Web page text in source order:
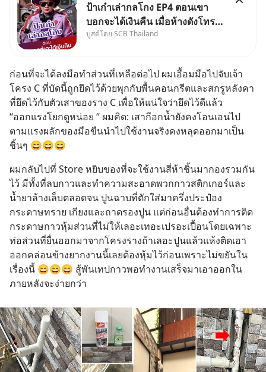
ป้าเก๋าเล่ากลโกง EP4 ตอนเขา
บอกจะได้เงินคืน เมื่อห้างดังโทร
หาคุณวิยะดา แจ้งเรื่องเคลมสินค้า
จะได้เงินจริง หรือเป็นเรื่องจ้อจี้ หา
คำตอบได้ที่ “ป้าเก๋าเล่ากลโกง”
EP4 ตอน “เขา
บูสต์โดย SCB Thailand
ก่อนที่จะได้ลงมือทำส่วนที่เหลือต่อไป ผมเอื้อมมือไปจับเจ้า
โครง C ที่บัดนี้ถูกยึดไว้ด้วยพุกกับพื้นคอนกรีตและสกรูหลังคา
ที่ยึดไว้กับตัวเสาของราง C เพื่อให้แน่ใจว่ายึดไว้ดีแล้ว
“ออกแรงโยกดูหน่อย “ ผมคิด: เสากีอกน้ำยังคงโอนเอนไป
ตามแรงผลักของมือขืนนำไปใช้งานจริงคงหลุดออกมาเป็น
ชิ้นๆ 😄😄😄
ผมกลับไปที่ Store หยิบของที่จะใช้งานสี่ห้าชิ้นมากองรวมกัน
ไว้ มีทั้งที่ลบกาวและทำความสะอาดพวกกาวสติกเกอร์และ
น้ำยาล้างเล็บตลอดจน ปูนฉาบที่ตักใส่มาครึ่งประป๋อง
กระดาษทราย เกียงและถาดรองปูน แต่ก่อนอื่นต้องทำการติด
กระดาษกาวหุ้มส่วนที่ไม่ให้เลอะเทอะเปรอะเปื้อนโดยเฉพาะ
ท่อส่วนที่ยื่นออกมาจากโครงรางถ้าเลอะปูนแล้วแห้งติดเอา
ออกคล่อนข้างยากงานนี้เลยต้องหุ้มไว้ก่อนเพราะไม่ขยันใน
เรื่องนี้ 😄😄😄 สู้พันเทปกาวพอทำงานเสร็จมาเอาออกใน
ภายหลังจะง่ายกว่า